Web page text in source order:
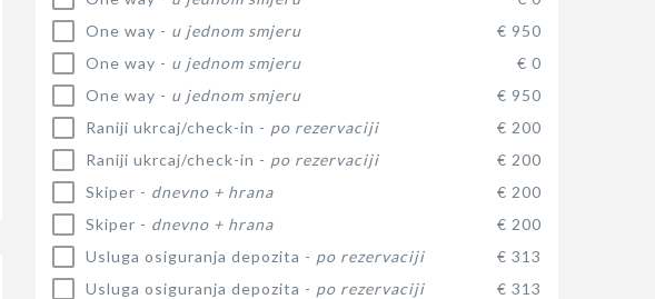
One way - u jednom smjeru
€ 950
One way - u jednom smjeru
€ 0
One way - u jednom smjeru
€ 950
Raniji ukrcaj/check-in - po rezervaciji
€ 200
Raniji ukrcaj/check-in - po rezervaciji
€ 200
Skiper - dnevno + hrana
€ 200
Skiper - dnevno + hrana
€ 200
Usluga osiguranja depozita - po rezervaciji
€ 313
Usluga osiguranja depozita - po rezervaciji
€ 313